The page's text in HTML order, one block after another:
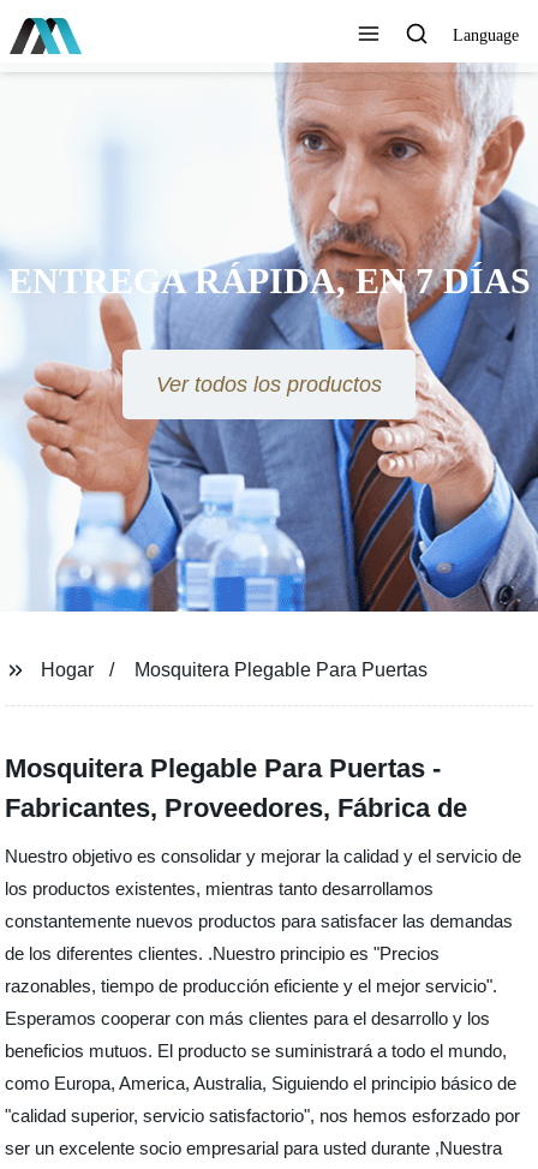
Language
ENTREGA RÁPIDA, EN 7 DÍAS
Ver todos los productos
Hogar Mosquitera Plegable Para Puertas
Mosquitera Plegable Para Puertas -
Fabricantes, Proveedores, Fábrica de
Nuestro objetivo es consolidar y mejorar la calidad y el servicio de
los productos existentes, mientras tanto desarrollamos
constantemente nuevos productos para satisfacer las demandas
de los diferentes clientes. .Nuestro principio es "Precios
razonables, tiempo de producción eficiente y el mejor servicio".
Esperamos cooperar con más clientes para el desarrollo y los
beneficios mutuos. El producto se suministrará a todo el mundo,
como Europa, America, Australia, Siguiendo el principio básico de
"calidad superior, servicio satisfactorio", nos hemos esforzado por
ser un excelente socio empresarial para usted durante ,Nuestra